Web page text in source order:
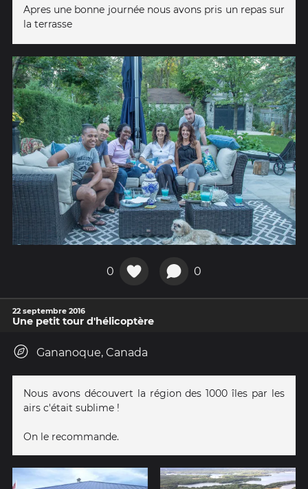
Apres une bonne journée nous avons pris un repas sur
la terrasse
0 0
22 septembre 2016
Une petit tour d'hélicoptère
Gananoque, Canada
Nous avons découvert la région des 1000 îles par les
airs c'était sublime !
On le recommande.